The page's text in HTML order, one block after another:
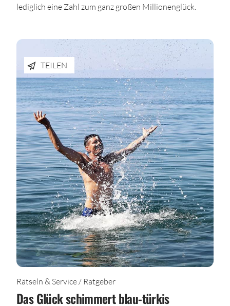
lediglich eine Zahl zum ganz großen Millionenglück.
TEILEN
Rätseln & Service / Ratgeber
Das Glück schimmert blau-türkis